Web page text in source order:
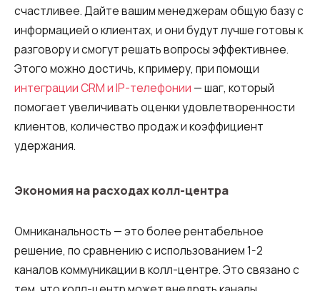
счастливее. Дайте вашим менеджерам общую базу с
информацией о клиентах, и они будут лучше готовы к
разговору и смогут решать вопросы эффективнее.
Этого можно достичь, к примеру, при помощи
интеграции CRM и IP-телефонии — шаг, который
помогает увеличивать оценки удовлетворенности
клиентов, количество продаж и коэффициент
удержания.
Экономия на расходах колл-центра
Омниканальность — это более рентабельное
решение, по сравнению с использованием 1-2
каналов коммуникации в колл-центре. Это связано с